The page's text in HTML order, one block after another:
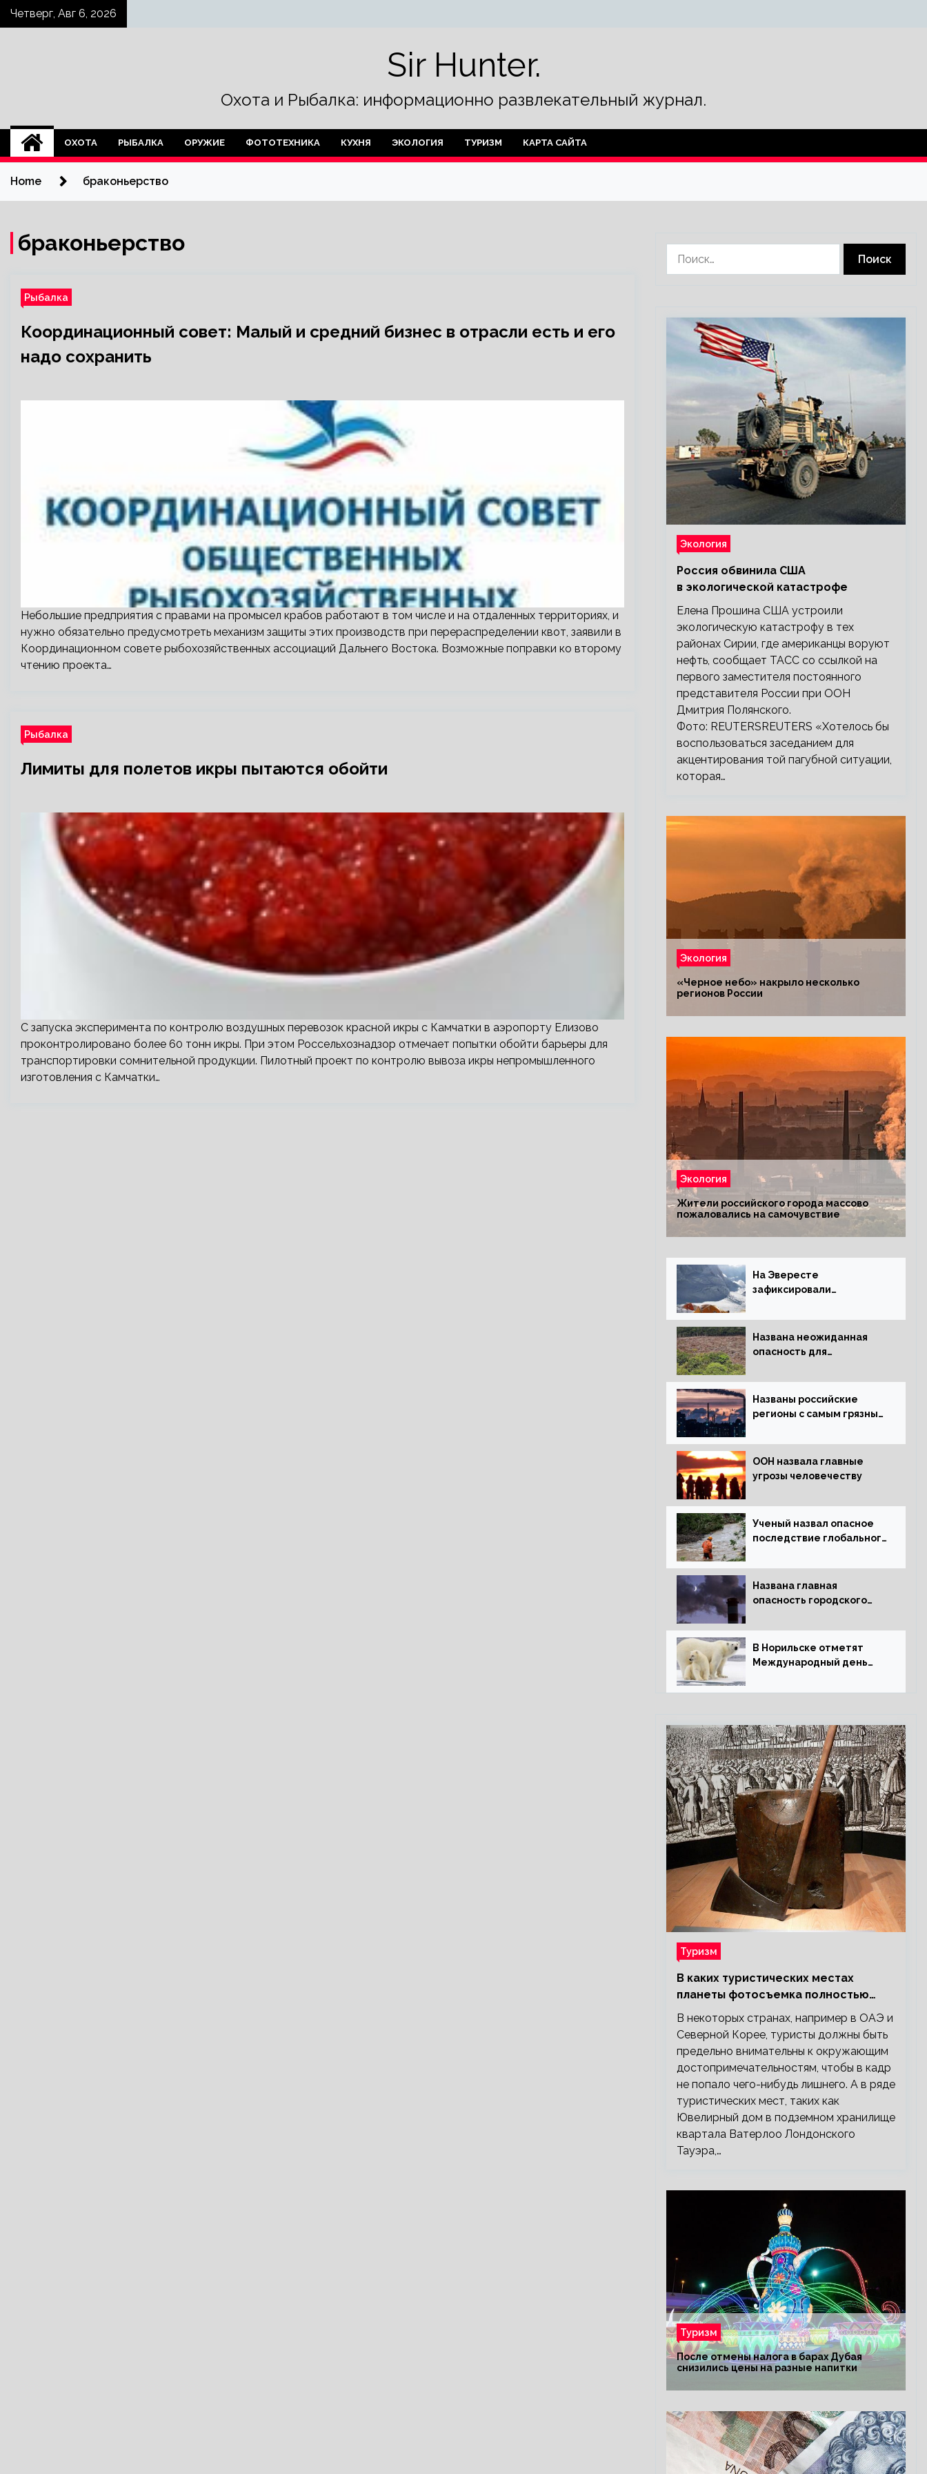
SkipЧетверг, Авг 6, 2026
Sir Hunter.
Охота и Рыбалка: информационно развлекательный журнал.
ОХОТА РЫБАЛКА ОРУЖИЕ ФОТОТЕХНИКА КУХНЯ ЭКОЛОГИЯ ТУРИЗМ КАРТА САЙТА
Home браконьерство
браконьерство
Рыбалка
Координационный совет: Малый и средний бизнес в отрасли есть и его
надо сохранить
Небольшие предприятия с правами на промысел крабов работают в том числе и на отдаленных территориях, и
нужно обязательно предусмотреть механизм защиты этих производств при перераспределении квот, заявили в
Координационном совете рыбохозяйственных ассоциаций Дальнего Востока. Возможные поправки ко второму
чтению проекта…
Рыбалка
Лимиты для полетов икры пытаются обойти
С запуска эксперимента по контролю воздушных перевозок красной икры с Камчатки в аэропорту Елизово
проконтролировано более 60 тонн икры. При этом Россельхознадзор отмечает попытки обойти барьеры для
транспортировки сомнительной продукции. Пилотный проект по контролю вывоза икры непромышленного
изготовления с Камчатки…
Экология
Россия обвинила США
в экологической катастрофе
Елена Прошина США устроили
экологическую катастрофу в тех
районах Сирии, где американцы воруют
нефть, сообщает ТАСС со ссылкой на
первого заместителя постоянного
представителя России при ООН
Дмитрия Полянского.
Фото: REUTERSREUTERS «Хотелось бы
воспользоваться заседанием для
акцентирования той пагубной ситуации,
которая…
Экология
«Черное небо» накрыло несколько
регионов России
Экология
Жители российского города массово
пожаловались на самочувствие
На Эвересте
зафиксировали
таяние льда
Названа неожиданная
опасность для
планеты
Названы российские
регионы с самым грязным
ООН назвала главные
угрозы человечеству
Ученый назвал опасное
последствие глобального
Названа главная
опасность городского
В Норильске отметят
Международный день
Туризм
В каких туристических местах
планеты фотосъемка полностью
запрещена?
В некоторых странах, например в ОАЭ и
Северной Корее, туристы должны быть
предельно внимательны к окружающим
достопримечательностям, чтобы в кадр
не попало чего-нибудь лишнего. А в ряде
туристических мест, таких как
Ювелирный дом в подземном хранилище
квартала Ватерлоо Лондонского
Тауэра,…
Туризм
После отмены налога в барах Дубая
снизились цены на разные напитки